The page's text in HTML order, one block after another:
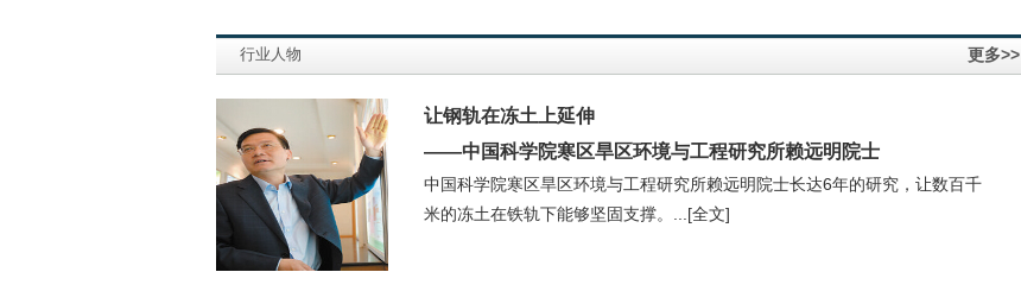
行业人物 更多>>
让钢轨在冻土上延伸
——中国科学院寒区旱区环境与工程研究所赖远明院士
中国科学院寒区旱区环境与工程研究所赖远明院士长达6年的研究，让数百千
米的冻土在铁轨下能够坚固支撑。... [全文]